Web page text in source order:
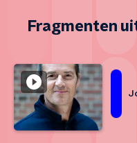
Fragmenten